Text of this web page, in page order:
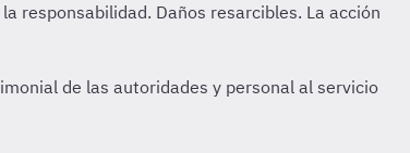
responsabilidad. Daños resarcibles. La acción
de las autoridades y personal al servicio